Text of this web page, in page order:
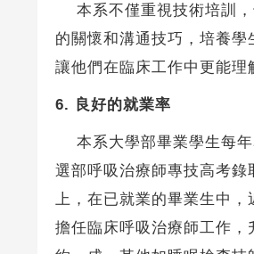
本系不僅重視技術培訓，
的關懷和溝通技巧，培養學
讓他們在臨床工作中更能理
6. 良好的就業率
本系大學部畢業學生每年
選部呼吸治療師專技高考錄
上，在已就業的畢業生中，
擔任臨床呼吸治療師工作，